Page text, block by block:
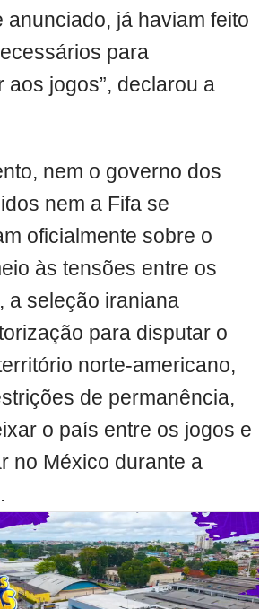
anunciado, já haviam feito
para
aos jogos”, declarou a
nem o governo dos
nem a Fifa se
oficialmente sobre o
às tensões entre os
a seleção iraniana
para disputar o
norte-americano,
de permanência,
o país entre os jogos e
no México durante a